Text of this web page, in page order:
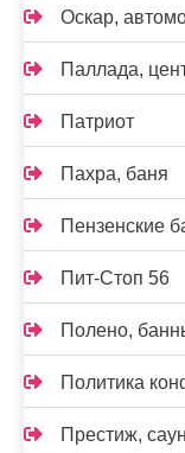
Оскар,
Паллада,
Патриот
Пахра, баня
Пензенские
Пит-Стоп 56
Полено,
Политика
Престиж,